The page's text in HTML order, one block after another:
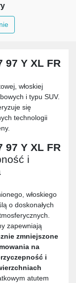
97 Y XL FR
włoskiej
i typu SUV.
się
technologii
97 Y XL FR
i
włoskiego
o doskonałych
zapewniają
zmniejszone
na
i
atutem